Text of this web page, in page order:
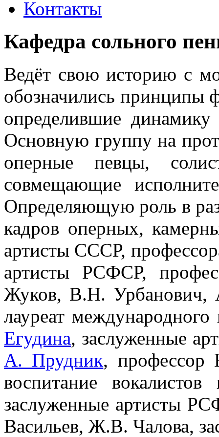
Контакты
Кафедра сольного
Ведёт свою историю с
обозначились принципы
определившие
Основную группу на
оперные певцы,
совмещающие
Определяющую роль в
кадров оперных,
артисты СССР,
артисты РСФСР,
Жуков, В.Н. Урбанович,
лауреат
Егудина, заслуженные
А. Прудник, профессор
воспитание
заслуженные артисты
Васильев, Ж.В. Чалова,